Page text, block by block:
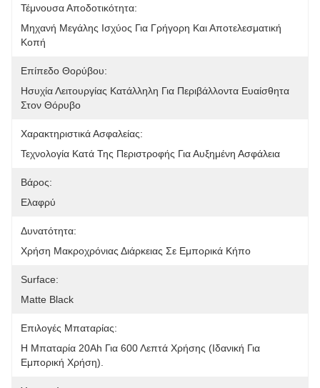
Τέμνουσα Αποδοτικότητα:
Μηχανή Μεγάλης Ισχύος Για Γρήγορη Και Αποτελεσματική
Κοπή
Επίπεδο Θορύβου:
Ησυχία Λειτουργίας Κατάλληλη Για Περιβάλλοντα Ευαίσθητα
Στον Θόρυβο
Χαρακτηριστικά Ασφαλείας:
Τεχνολογία Κατά Της Περιστροφής Για Αυξημένη Ασφάλεια
Βάρος:
Ελαφρύ
Δυνατότητα:
Χρήση Μακροχρόνιας Διάρκειας Σε Εμπορικά Κήπο
Surface:
Matte Black
Επιλογές Μπαταρίας:
Η Μπαταρία 20Ah Για 600 Λεπτά Χρήσης (ιδανική Για
Εμπορική Χρήση).